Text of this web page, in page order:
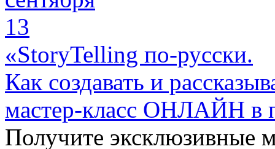
13
«StoryTelling по-русски.
Как создавать и
мастер-класс ОНЛАЙН в
Получите эксклюзивные